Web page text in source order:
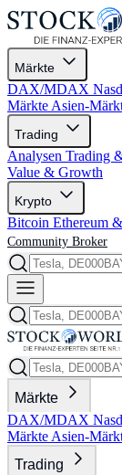
Märkte
DAX/MDAX
Märkte Asien-
Trading
Analysen Trading
Value & Growth
Krypto
Bitcoin Ethereum
Community Broker
Märkte
DAX/MDAX
Märkte Asien-
Trading